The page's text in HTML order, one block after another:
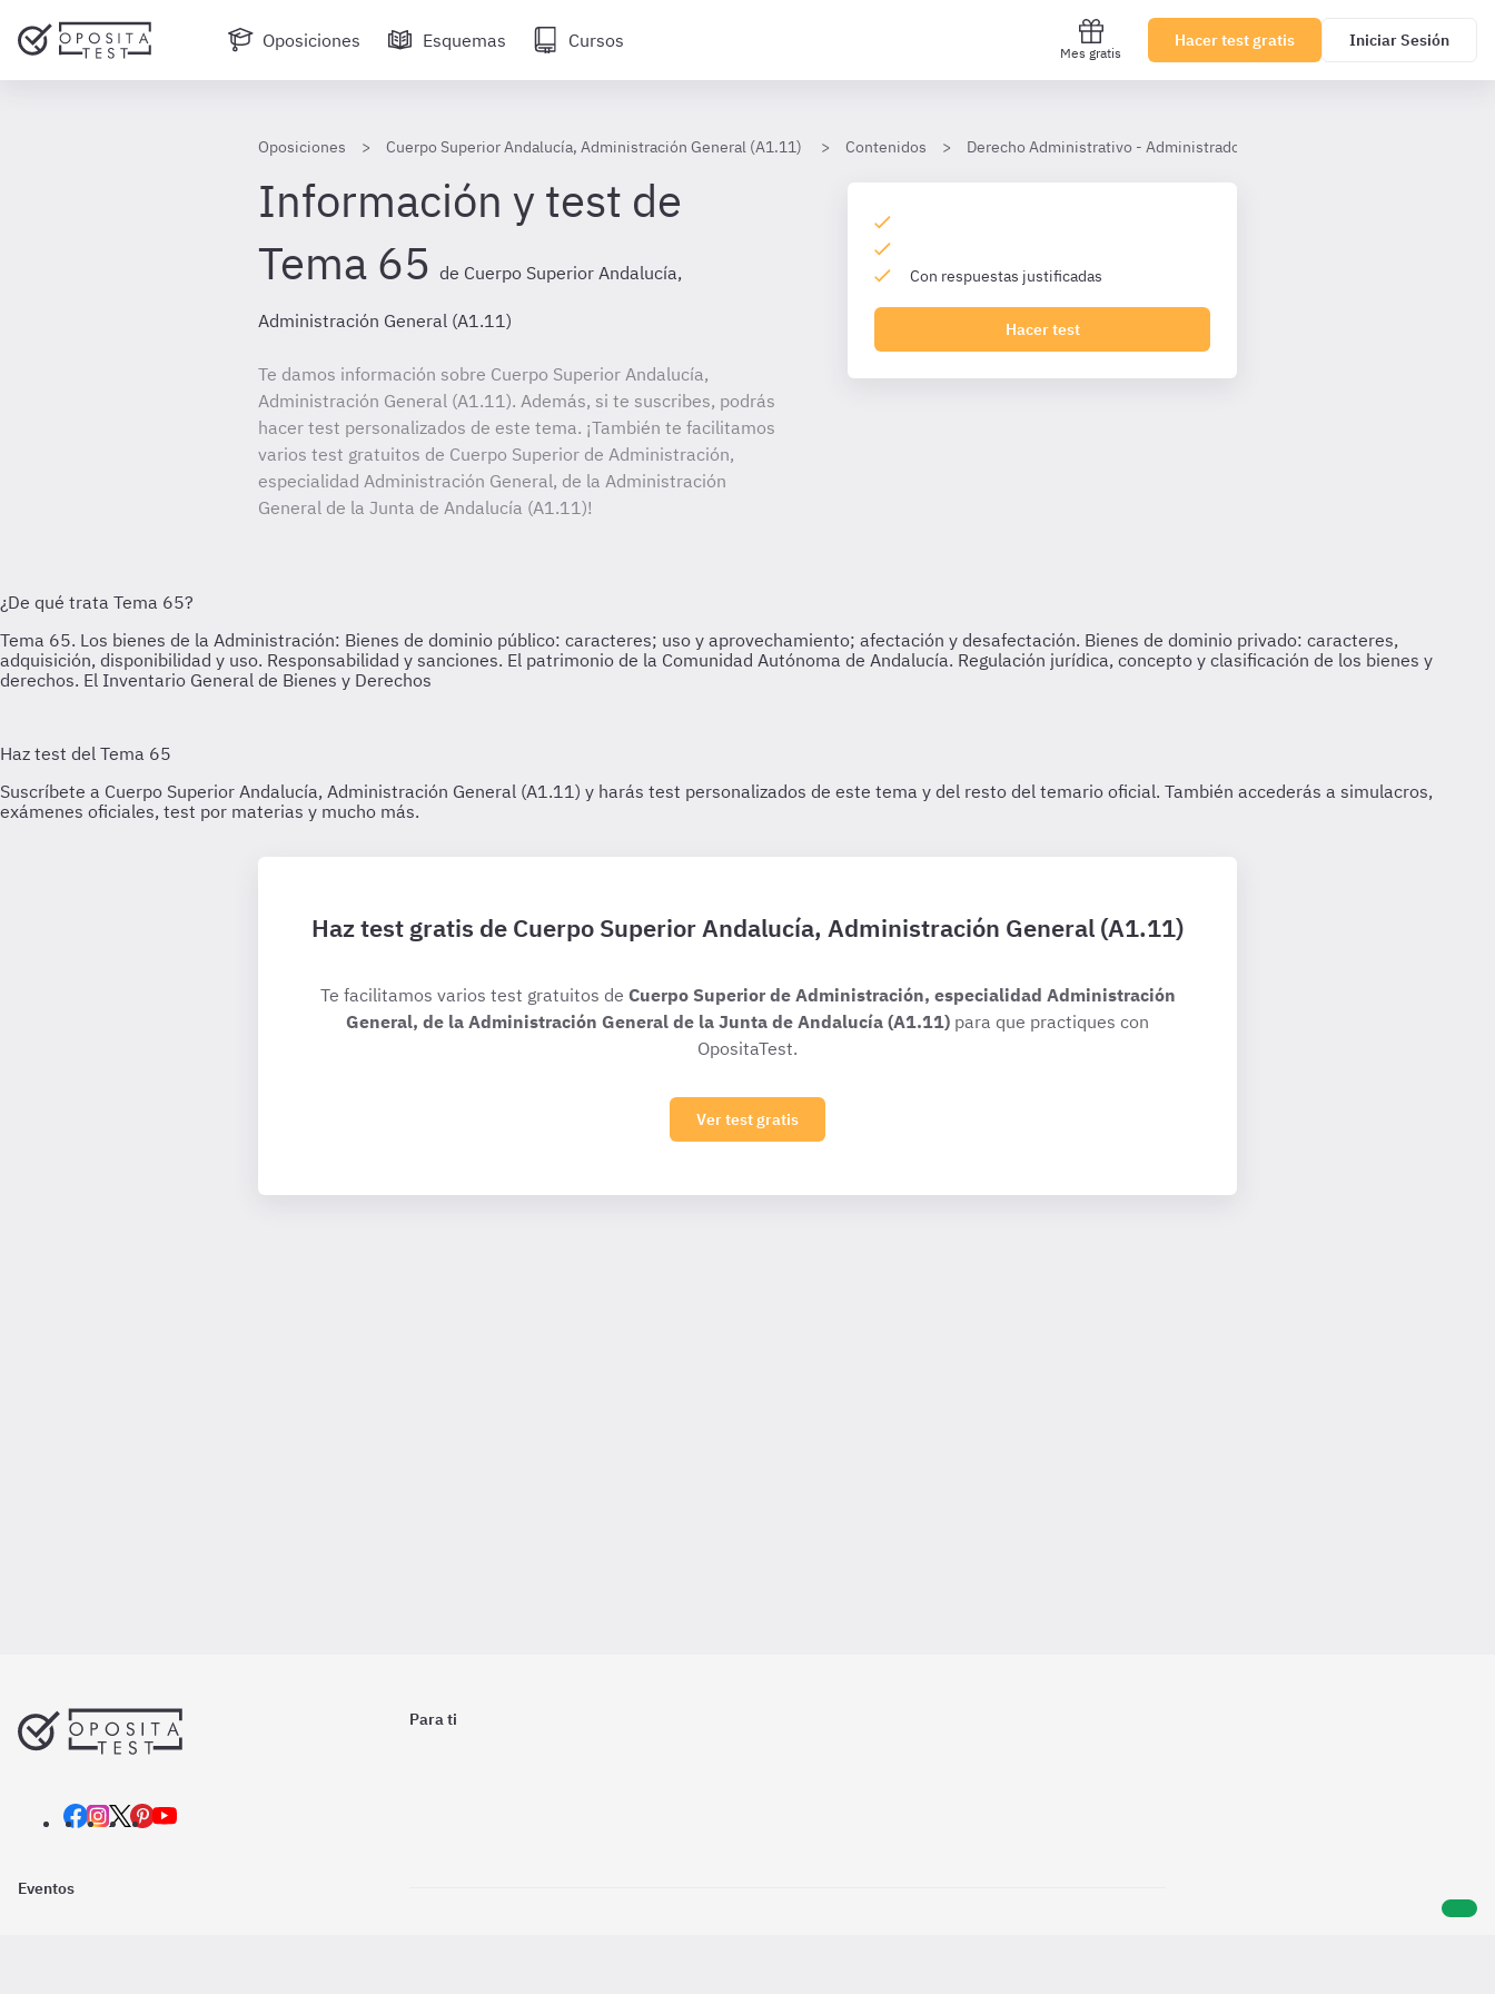
Oposiciones Esquemas Cursos
Mes gratis
Hacer test gratis Iniciar Sesión
Oposiciones Cuerpo Superior Andalucía, Administración General (A1.11) Contenidos Derecho Administrativo - Administradores Andalucía A1
Información y test de
Tema 65 de Cuerpo Superior Andalucía,
Administración General (A1.11)
Te damos información sobre Cuerpo Superior Andalucía,
Administración General (A1.11). Además, si te suscribes, podrás
hacer test personalizados de este tema. ¡También te facilitamos
varios test gratuitos de Cuerpo Superior de Administración,
especialidad Administración General, de la Administración
General de la Junta de Andalucía (A1.11)!
Con respuestas justificadas
Hacer test
Haz test gratis de Cuerpo Superior Andalucía, Administración General (A1.11)
Te facilitamos varios test gratuitos de Cuerpo Superior de Administración, especialidad Administración
General, de la Administración General de la Junta de Andalucía (A1.11) para que practiques con
OpositaTest.
Ver test gratis
Para ti
Eventos